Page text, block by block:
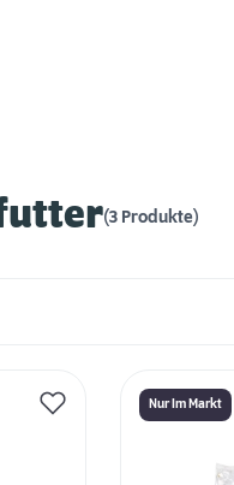
(3 Produkte)
Nur Im Markt